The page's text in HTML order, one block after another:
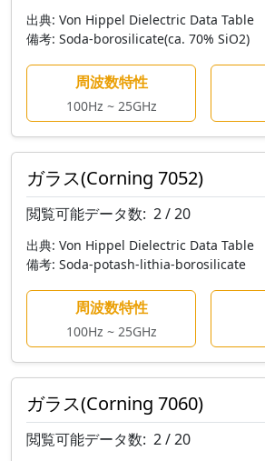
出典: Von Hippel Dielectric Data Table
備考: Soda-borosilicate(ca. 70% SiO2)
周波数特性
100Hz ~ 25GHz
ガラス(Corning 7052)
閲覧可能データ数: 2 / 20
出典: Von Hippel Dielectric Data Table
備考: Soda-potash-lithia-borosilicate
周波数特性
100Hz ~ 25GHz
ガラス(Corning 7060)
閲覧可能データ数: 2 / 20